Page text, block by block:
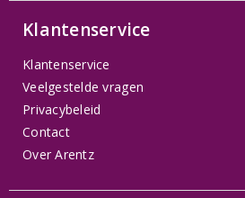
Klantenservice
Klantenservice
Veelgestelde vragen
Privacybeleid
Contact
Over Arentz